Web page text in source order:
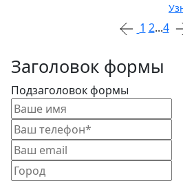
1 2...4
Заголовок формы
Подзаголовок формы